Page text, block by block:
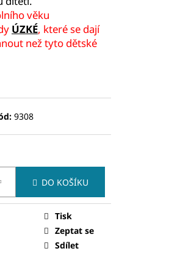
věku
ÚZKÉ, které se dají
než tyto dětské
9308
DO KOŠÍKU
Tisk
Zeptat se
Sdílet